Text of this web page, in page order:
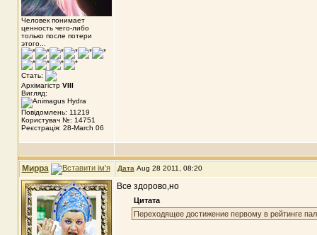
Человек понимает
ценность чего-либо
только после потери
этого...
Стать:
Архімагістр VIII
Вигляд:
Повідомлень: 11219
Користувач №: 14751
Реєстрація: 28-March 06
Мирра ДатаAug 28 2011, 08:20
Все здорово,но
Цитата
Переходящее достижение первому в рейтинге